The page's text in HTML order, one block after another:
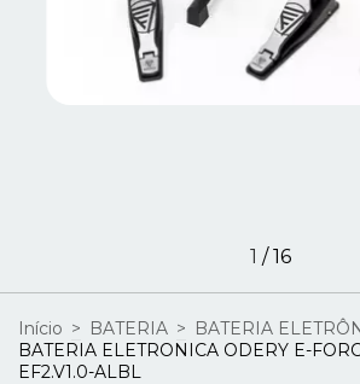
1 /16
Início > BATERIA > BATERIA
BATERIA ELETRONICA ODERY E-
EF2.V1.0-ALBL